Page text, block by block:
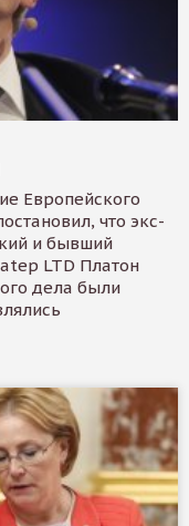
Европейского
что экс-
и бывший
LTD Платон
дела были